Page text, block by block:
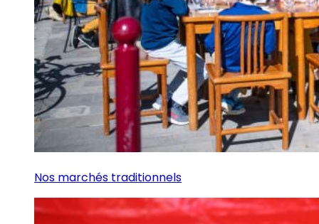
Nos marchés traditionnels